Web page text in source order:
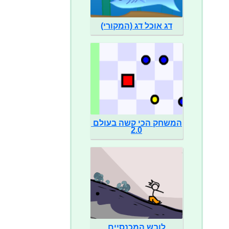
דג אוכל דג (המקורי)
2.0
לובש המכנסיים